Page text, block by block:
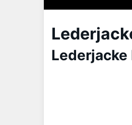
Lederjacke